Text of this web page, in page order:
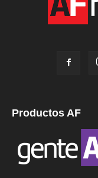
Productos AF